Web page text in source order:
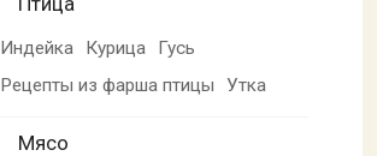
Индейка Курица
Гусь
Рецепты из фарша птицы
Утка
Мясо